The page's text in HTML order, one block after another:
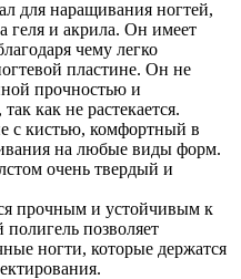
для наращивания ногтей,
геля и акрила. Он имеет
чему легко
пластине. Он не
прочностью и
как не растекается.
с кистью, комфортный в
на любые виды форм.
очень твердый и
прочным и устойчивым к
позволяет
ногти, которые держатся